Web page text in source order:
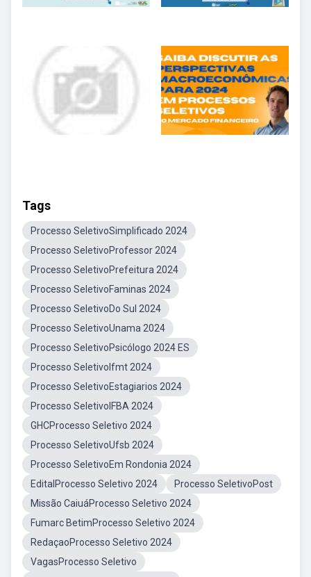
Tags
Processo SeletivoSimplificado 2024
Processo SeletivoProfessor 2024
Processo SeletivoPrefeitura 2024
Processo SeletivoFaminas 2024
Processo SeletivoDo Sul 2024
Processo SeletivoUnama 2024
Processo SeletivoPsicólogo 2024 ES
Processo SeletivoIfmt 2024
Processo SeletivoEstagiarios 2024
Processo SeletivoIFBA 2024
GHCProcesso Seletivo 2024
Processo SeletivoUfsb 2024
Processo SeletivoEm Rondonia 2024
EditalProcesso Seletivo 2024
Processo SeletivoPost
Missão CaiuáProcesso Seletivo 2024
Fumarc BetimProcesso Seletivo 2024
RedaçaoProcesso Seletivo 2024
VagasProcesso Seletivo